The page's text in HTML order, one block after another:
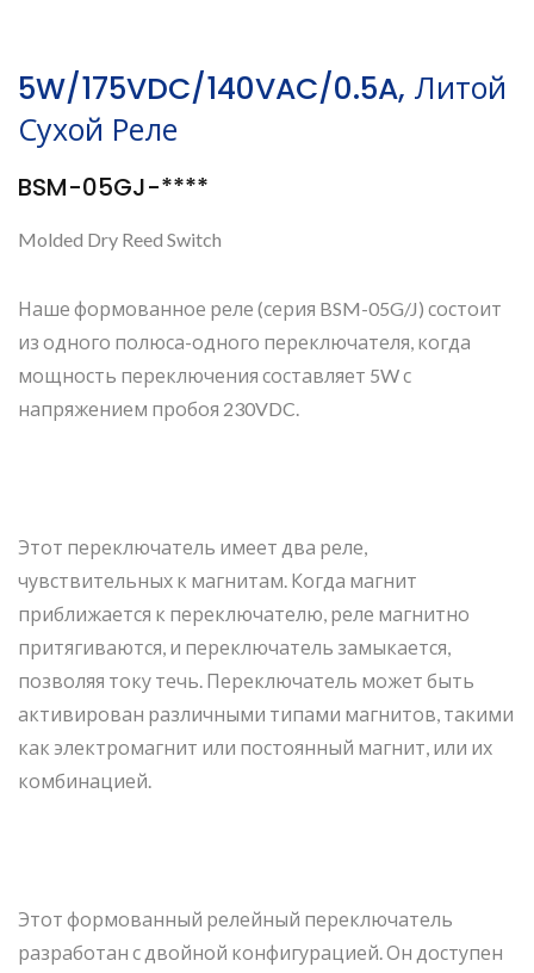
5W/175VDC/140VAC/0.5A, Литой
Сухой Реле
BSM-05GJ-****
Molded Dry Reed Switch
Наше формованное реле (серия BSM-05G/J) состоит
из одного полюса-одного переключателя, когда
мощность переключения составляет 5W с
напряжением пробоя 230VDC.
Этот переключатель имеет два реле,
чувствительных к магнитам. Когда магнит
приближается к переключателю, реле магнитно
притягиваются, и переключатель замыкается,
позволяя току течь. Переключатель может быть
активирован различными типами магнитов, такими
как электромагнит или постоянный магнит, или их
комбинацией.
Этот формованный релейный переключатель
разработан с двойной конфигурацией. Он доступен